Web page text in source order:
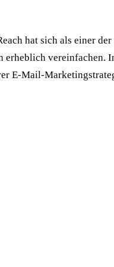
hat sich als einer
erheblich vereinfachen.
E-Mail-